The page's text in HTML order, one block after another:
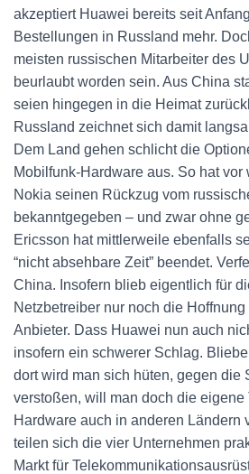
akzeptiert Huawei bereits seit
Bestellungen in Russland mehr.
meisten russischen Mitarbeiter des
beurlaubt worden sein. Aus China
seien hingegen in die Heimat
Russland zeichnet sich damit
Dem Land gehen schlicht die
Mobilfunk-Hardware aus. So hat vor
Nokia seinen Rückzug vom
bekanntgegeben – und zwar ohne
Ericsson hat mittlerweile ebenfalls
“nicht absehbare Zeit” beendet.
China. Insofern blieb eigentlich für
Netzbetreiber nur noch die
Anbieter. Dass Huawei nun auch
insofern ein schwerer Schlag.
dort wird man sich hüten, gegen die
verstoßen, will man doch die eigene
Hardware auch in anderen Ländern
teilen sich die vier Unternehmen
Markt für